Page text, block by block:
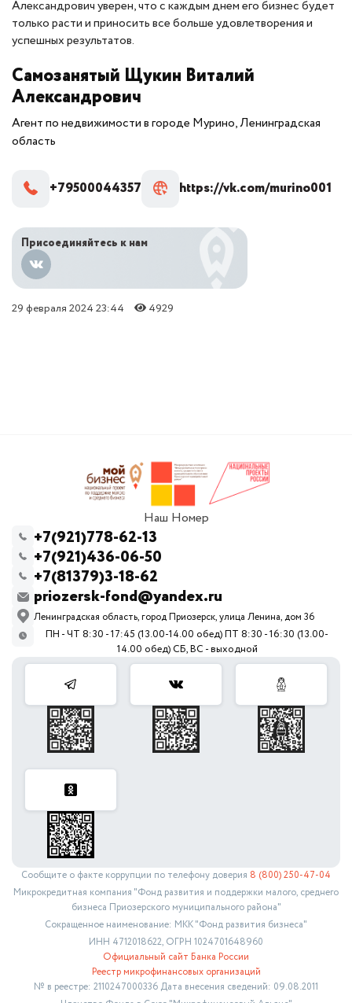
Александрович уверен, что с каждым днем его бизнес будет
только расти и приносить все больше удовлетворения и
успешных результатов.
Самозанятый Щукин Виталий
Александрович
Агент по недвижимости в городе Мурино, Ленинградская
область
+79500044357 https://vk.com/murino001
Присоединяйтесь к нам
29 февраля 2024 23:44 4929
Наш Номер
+7(921)778-62-13
+7(921)436-06-50
+7(81379)3-18-62
priozersk-fond@yandex.ru
Ленинградская область, город Приозерск, улица Ленина, дом 36
ПН - ЧТ 8:30 - 17:45 (13.00-14.00 обед) ПТ 8:30 - 16:30 (13.00-
14.00 обед) СБ, ВС - выходной
Сообщите о факте коррупции по телефону доверия 8 (800) 250-47-04
Микрокредитная компания "Фонд развития и поддержки малого, среднего
бизнеса Приозерского муниципального района"
Сокращенное наименование: МКК "Фонд развития бизнеса"
ИНН 4712018622, ОГРН 1024701648960
Официальный сайт Банка России
Реестр микрофинансовых организаций
№ в реестре: 2110247000336 Дата внесения сведений: 09.08.2011